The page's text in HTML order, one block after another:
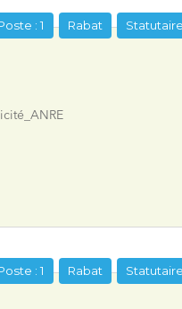
Statutaire
Rabat
: 1
Statutaire
Rabat
: 1